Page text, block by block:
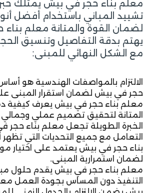
معلم بناء حجر في بيش يمتلك
تشييد المباني باستخدام أفضل
لضمان القوة والمتانة معلم
يهتم بدقة التفاصيل وتنسيق
مع الشكل النهائي للمبنى:
الالتزام بالمواصفات الهندسية هو
حجر في بيش لضمان استقرار المبنى
معلم بناء حجر في بيش يعرف كيفية
المتانة لتحقيق تصميم عملي
الخبرة الطويلة تجعل معلم بناء حجر
التعامل مع جميع التحديات التي تظهر
بناء حجر في بيش يعتمد على اختيار
لضمان استمرارية المبنى.
معلم بناء حجر في بيش يقدم حلول
التنفيذ دون المساس بجودة العمل